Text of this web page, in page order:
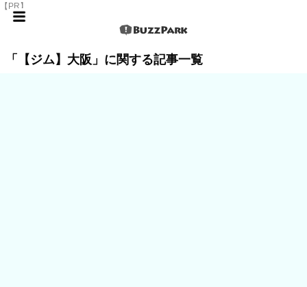
【PR】
「【ジム】大阪」に関する記事一覧